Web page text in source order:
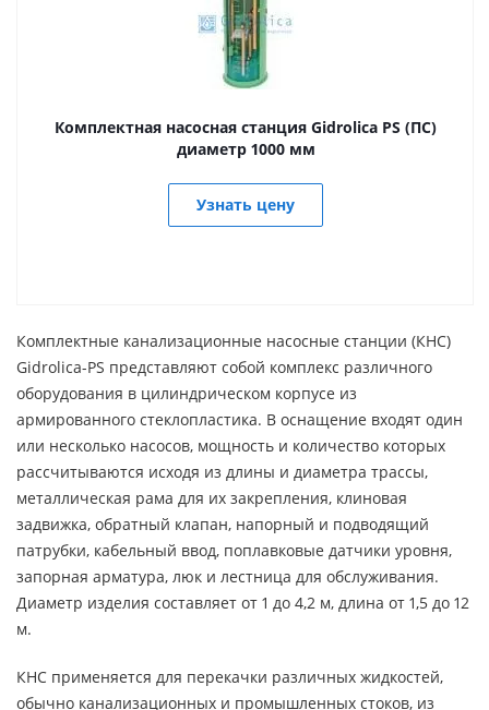
Комплектная насосная станция Gidrolica PS (ПС)
диаметр 1000 мм
Узнать цену
Комплектные канализационные насосные станции (КНС)
Gidrolica-PS представляют собой комплекс различного
оборудования в цилиндрическом корпусе из
армированного стеклопластика. В оснащение входят один
или несколько насосов, мощность и количество которых
рассчитываются исходя из длины и диаметра трассы,
металлическая рама для их закрепления, клиновая
задвижка, обратный клапан, напорный и подводящий
патрубки, кабельный ввод, поплавковые датчики уровня,
запорная арматура, люк и лестница для обслуживания.
Диаметр изделия составляет от 1 до 4,2 м, длина от 1,5 до 12
м.
КНС применяется для перекачки различных жидкостей,
обычно канализационных и промышленных стоков, из